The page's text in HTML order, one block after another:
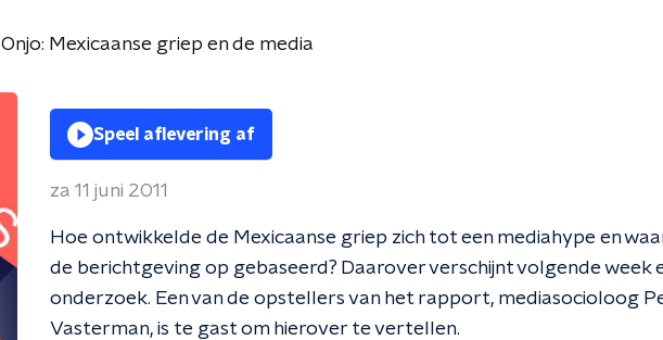
Onjo: Mexicaanse griep en de media
Speel aflevering af
za 11 juni 2011
Hoe ontwikkelde de Mexicaanse griep zich tot een mediahype en
de berichtgeving op gebaseerd? Daarover verschijnt volgende week
onderzoek. Een van de opstellers van het rapport, mediasocioloog
Vasterman, is te gast om hierover te vertellen.